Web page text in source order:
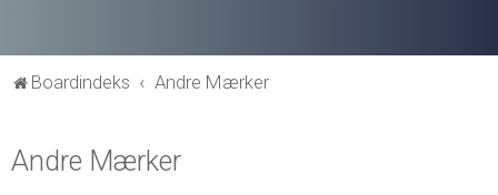
Boardindeks Andre Mærker
Andre Mærker